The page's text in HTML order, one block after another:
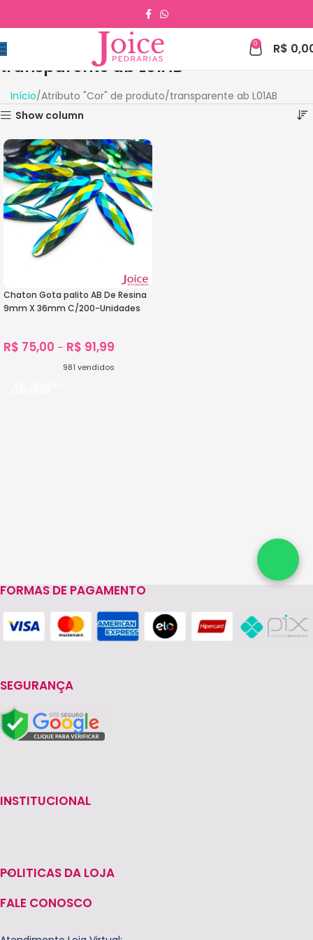
0 R$
transparente ab L01AB
Início Atributo "Cor" de produto transparente ab L01AB
Show column
Chaton Gota palito AB De Resina
9mm X 36mm C/200-Unidades
R$ 75,00 – R$ 91,99
981 vendidos
FORMAS DE PAGAMENTO
SEGURANÇA
INSTITUCIONAL
POLITICAS DA LOJA
FALE CONOSCO